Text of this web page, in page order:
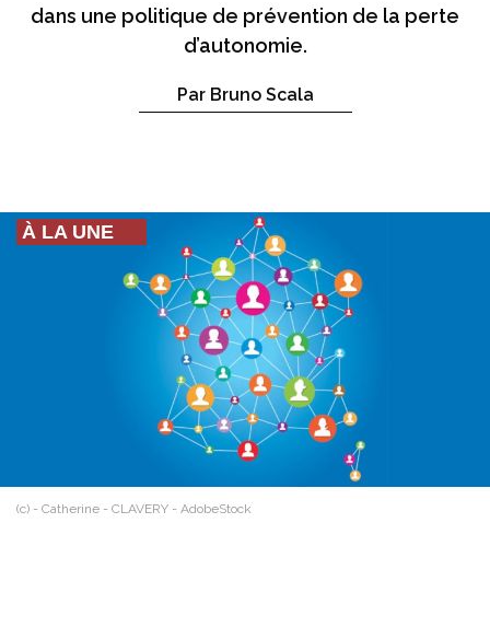
dans une politique de prévention de la perte
d’autonomie.
Par Bruno Scala
À LA UNE
(c) - Catherine - CLAVERY - AdobeStock